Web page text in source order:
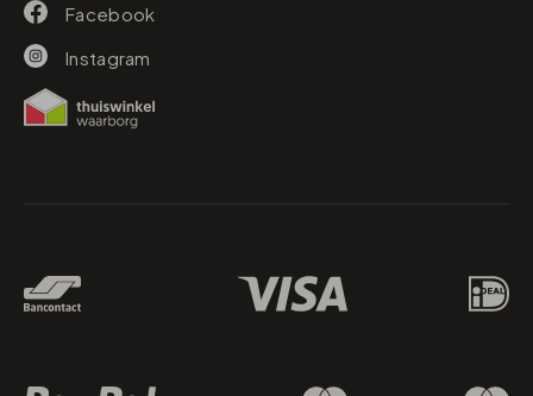
Facebook
Instagram